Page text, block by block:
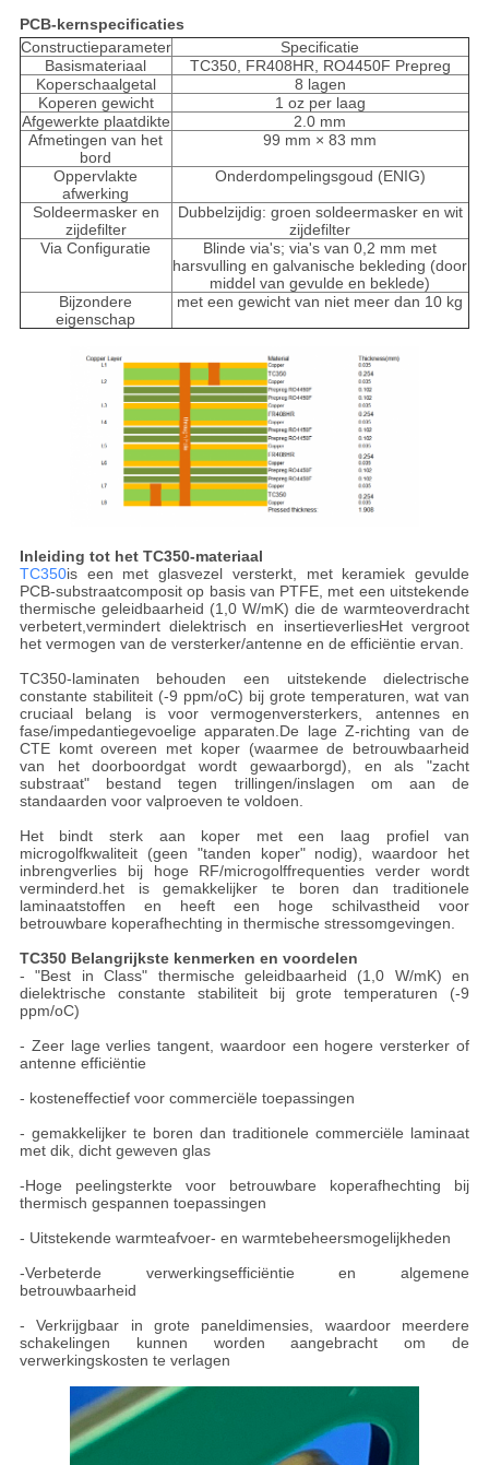
PCB-kernspecificaties
Constructieparameter
Specificatie
Basismateriaal
TC350, FR408HR, RO4450F Prepreg
Koperschaalgetal
8 lagen
Koperen gewicht
1 oz per laag
Afgewerkte plaatdikte
2.0 mm
Afmetingen van het
bord
99 mm × 83 mm
Oppervlakte
afwerking
Onderdompelingsgoud (ENIG)
Soldeermasker en
zijdefilter
Dubbelzijdig: groen soldeermasker en wit
zijdefilter
Via Configuratie
Blinde via's; via's van 0,2 mm met
harsvulling en galvanische bekleding (door
middel van gevulde en beklede)
Bijzondere
eigenschap
met een gewicht van niet meer dan 10 kg
Inleiding tot het TC350-materiaal
TC350is een met glasvezel versterkt, met keramiek gevulde
PCB-substraatcomposit op basis van PTFE, met een uitstekende
thermische geleidbaarheid (1,0 W/mK) die de warmteoverdracht
verbetert,vermindert dielektrisch en insertieverliesHet vergroot
het vermogen van de versterker/antenne en de efficiëntie ervan.
TC350-laminaten behouden een uitstekende dielectrische
constante stabiliteit (-9 ppm/oC) bij grote temperaturen, wat van
cruciaal belang is voor vermogenversterkers, antennes en
fase/impedantiegevoelige apparaten.De lage Z-richting van de
CTE komt overeen met koper (waarmee de betrouwbaarheid
van het doorboordgat wordt gewaarborgd), en als "zacht
substraat" bestand tegen trillingen/inslagen om aan de
standaarden voor valproeven te voldoen.
Het bindt sterk aan koper met een laag profiel van
microgolfkwaliteit (geen "tanden koper" nodig), waardoor het
inbrengverlies bij hoge RF/microgolffrequenties verder wordt
verminderd.het is gemakkelijker te boren dan traditionele
laminaatstoffen en heeft een hoge schilvastheid voor
betrouwbare koperafhechting in thermische stressomgevingen.
TC350 Belangrijkste kenmerken en voordelen
- "Best in Class" thermische geleidbaarheid (1,0 W/mK) en
dielektrische constante stabiliteit bij grote temperaturen (-9
ppm/oC)
- Zeer lage verlies tangent, waardoor een hogere versterker of
antenne efficiëntie
- kosteneffectief voor commerciële toepassingen
- gemakkelijker te boren dan traditionele commerciële laminaat
met dik, dicht geweven glas
-Hoge peelingsterkte voor betrouwbare koperafhechting bij
thermisch gespannen toepassingen
- Uitstekende warmteafvoer- en warmtebeheersmogelijkheden
-Verbeterde verwerkingsefficiëntie en algemene
betrouwbaarheid
- Verkrijgbaar in grote paneldimensies, waardoor meerdere
schakelingen kunnen worden aangebracht om de
verwerkingskosten te verlagen